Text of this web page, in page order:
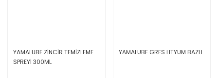
YAMALUBE ZİNCİR TEMİZLEME
SPREYİ 300ML
YAMALUBE GRES LITYUM BAZLI